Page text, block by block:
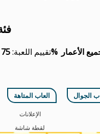
تقييم اللعبة:75% الأعمار
العاب المتاهة الجوال
الإعلانات
لقطة شاشة